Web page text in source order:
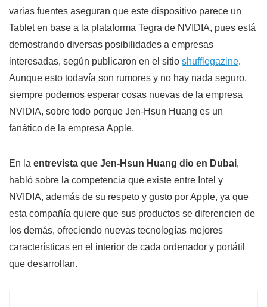
varias fuentes aseguran que este dispositivo parece un
Tablet en base a la plataforma Tegra de NVIDIA, pues está
demostrando diversas posibilidades a empresas
interesadas, según publicaron en el sitio shufflegazine.
Aunque esto todavía son rumores y no hay nada seguro,
siempre podemos esperar cosas nuevas de la empresa
NVIDIA, sobre todo porque Jen-Hsun Huang es un
fanático de la empresa Apple.
En la entrevista que Jen-Hsun Huang dio en Dubai,
habló sobre la competencia que existe entre Intel y
NVIDIA, además de su respeto y gusto por Apple, ya que
esta compañía quiere que sus productos se diferencien de
los demás, ofreciendo nuevas tecnologías mejores
características en el interior de cada ordenador y portátil
que desarrollan.